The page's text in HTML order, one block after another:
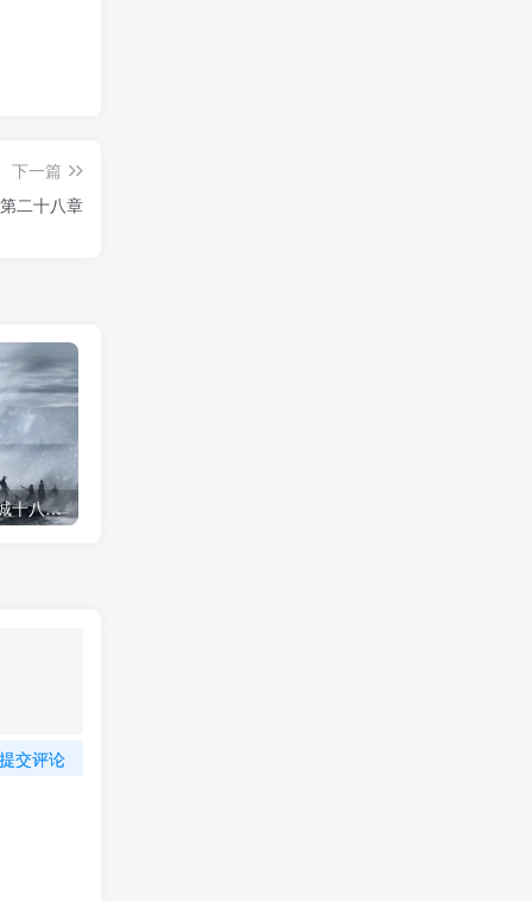
下一篇
二十八章
雪中悍刀行插画丨拒北城十八宗师
提交评论